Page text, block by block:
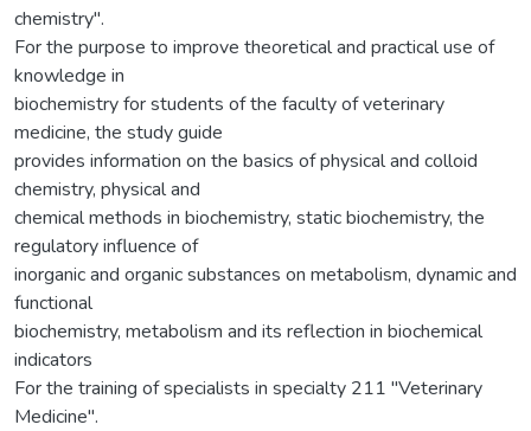
chemistry".
For the purpose to improve theoretical and practical use of
knowledge in
biochemistry for students of the faculty of veterinary
medicine, the study guide
provides information on the basics of physical and colloid
chemistry, physical and
chemical methods in biochemistry, static biochemistry, the
regulatory influence of
inorganic and organic substances on metabolism, dynamic and
functional
biochemistry, metabolism and its reflection in biochemical
indicators
For the training of specialists in specialty 211 "Veterinary
Medicine".